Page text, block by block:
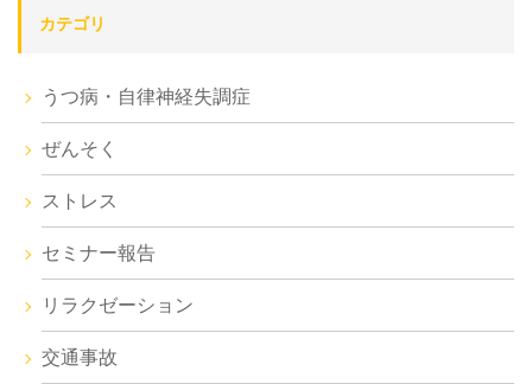
カテゴリ
うつ病・自律神経失調症
ぜんそく
ストレス
セミナー報告
リラクゼーション
交通事故